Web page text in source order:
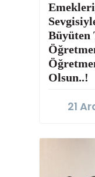
Büyüten
Olsun..!
21